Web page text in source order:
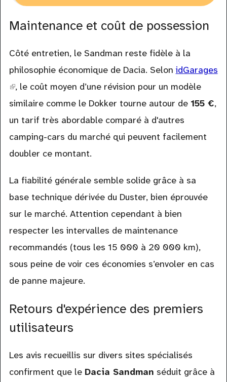
Maintenance et coût de possession
Côté entretien, le Sandman reste fidèle à la
philosophie économique de Dacia. Selon idGarages
(link
is
external)
, le coût moyen d’une révision pour un modèle
similaire comme le Dokker tourne autour de 155 €,
un tarif très abordable comparé à d'autres
camping-cars du marché qui peuvent facilement
doubler ce montant.
La fiabilité générale semble solide grâce à sa
base technique dérivée du Duster, bien éprouvée
sur le marché. Attention cependant à bien
respecter les intervalles de maintenance
recommandés (tous les 15 000 à 20 000 km),
sous peine de voir ces économies s’envoler en cas
de panne majeure.
Retours d'expérience des premiers
utilisateurs
Les avis recueillis sur divers sites spécialisés
confirment que le Dacia Sandman séduit grâce à